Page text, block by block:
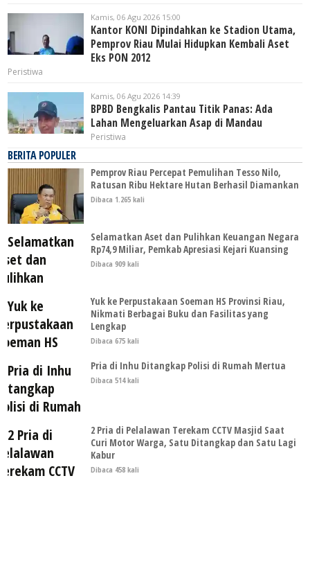
Kamis, 06 Agu 2026 15:00
Kantor KONI Dipindahkan ke Stadion Utama,
Pemprov Riau Mulai Hidupkan Kembali Aset
Eks PON 2012
Peristiwa
Kamis, 06 Agu 2026 14:39
BPBD Bengkalis Pantau Titik Panas: Ada
Lahan Mengeluarkan Asap di Mandau
Peristiwa
BERITA POPULER
Pemprov Riau Percepat Pemulihan Tesso Nilo,
Ratusan Ribu Hektare Hutan Berhasil Diamankan
Dibaca 1.265 kali
Selamatkan Aset dan Pulihkan Keuangan Negara
Rp74,9 Miliar, Pemkab Apresiasi Kejari Kuansing
Dibaca 909 kali
Yuk ke Perpustakaan Soeman HS Provinsi Riau,
Nikmati Berbagai Buku dan Fasilitas yang
Lengkap
Dibaca 675 kali
Pria di Inhu Ditangkap Polisi di Rumah Mertua
Dibaca 514 kali
2 Pria di Pelalawan Terekam CCTV Masjid Saat
Curi Motor Warga, Satu Ditangkap dan Satu Lagi
Kabur
Dibaca 458 kali